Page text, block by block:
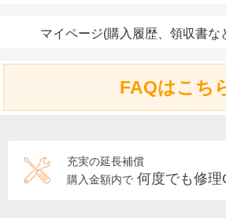
マイページ(購入履歴、領収書な
FAQはこち
充実の延長補償
購入金額内で 何度でも修理